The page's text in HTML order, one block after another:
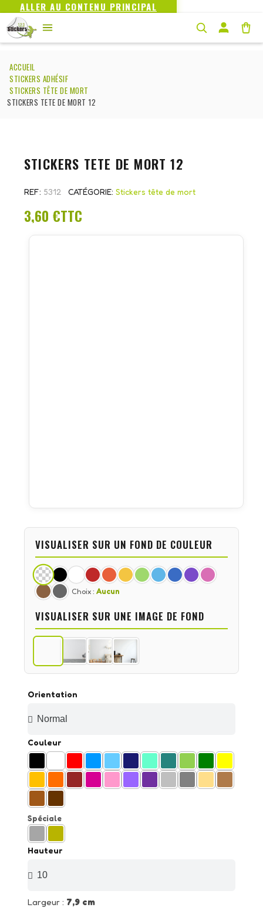
ALLER AU CONTENU PRINCIPAL
ACCUEIL
STICKERS ADHÉSIF
STICKERS TÊTE DE MORT
STICKERS TETE DE MORT 12
STICKERS TETE DE MORT 12
REF 5312 CATÉGORIE Stickers tête de mort
3,60 €TTC
Orientation
Couleur
Spéciale
Hauteur
Largeur : 7,9 cm
VISUALISER SUR UN FOND DE COULEUR
Choix : Aucun
VISUALISER SUR UNE IMAGE DE FOND